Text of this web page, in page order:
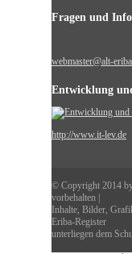
Fragen und
webmaster@alt-
Entwicklung
http://www.it-lev.de
© Copyright 2014
vorbehalten |
Inhalte, Bilder,
Eriba-Register
unterliegen dem